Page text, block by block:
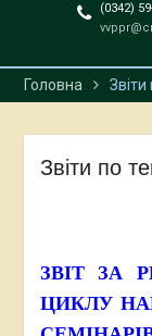
(0342)
Головна
Звіти по
ЗВІТ ЗА
ЦИКЛУ